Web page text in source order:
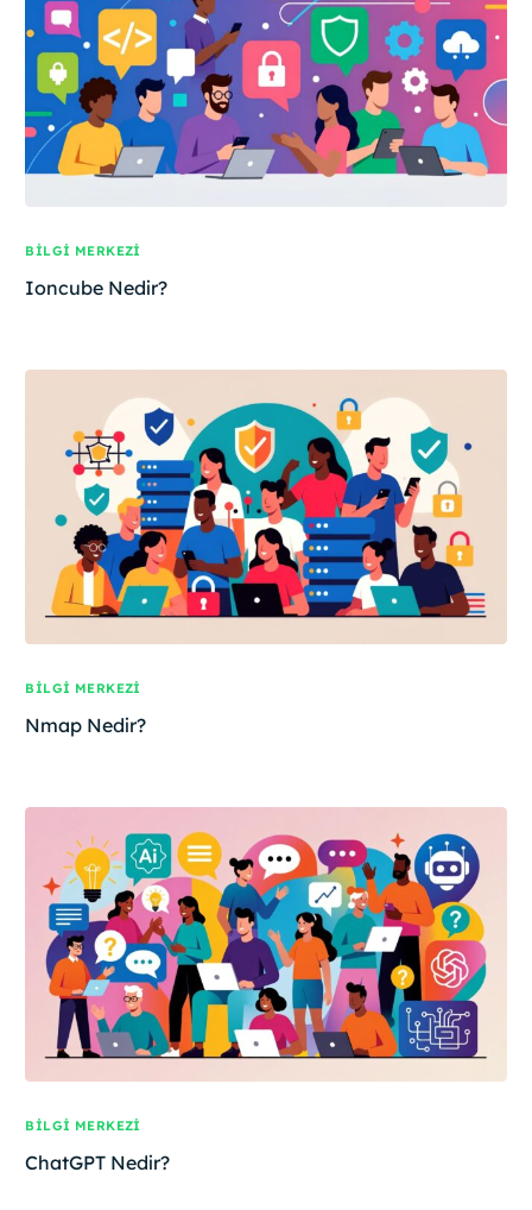
BILGI MERKEZI
Ioncube Nedir?
BILGI MERKEZI
Nmap Nedir?
BILGI MERKEZI
ChatGPT Nedir?